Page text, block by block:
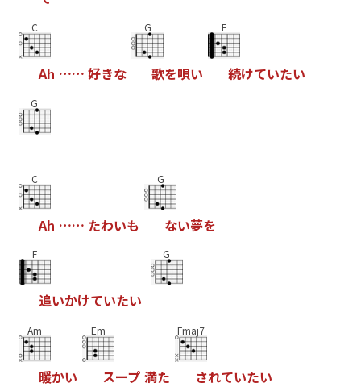
C
Ah …… 好きな
G
歌を唄い
F
続けていたい
G
C
Ah …… たわいも
G
ない夢を
F
追いかけていたい
G
Am
暖かい
Em
スープ 満た
Fmaj7
されていたい